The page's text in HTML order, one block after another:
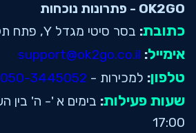
OK2GO - פתרונות נוכחות
כתובת: בסר סיטי מגדל Y, פתח תקווה
אימייל:
support@ok2go.co.il
טלפון: למכירות - 050-3445052
שעות פעילות:
17:00